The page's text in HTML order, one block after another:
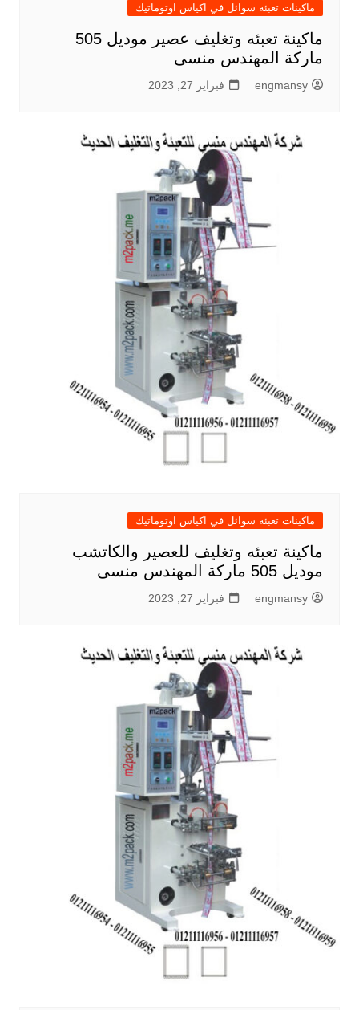
ماكينات تعبئة سوائل في اكياس اوتوماتيك
ماكينة تعبئه وتغليف عصير موديل 505
ماركة المهندس منسى
engmansy فبراير 27, 2023
ماكينات تعبئة سوائل في اكياس اوتوماتيك
ماكينة تعبئه وتغليف للعصير والكاتشب
موديل 505 ماركة المهندس منسى
engmansy فبراير 27, 2023